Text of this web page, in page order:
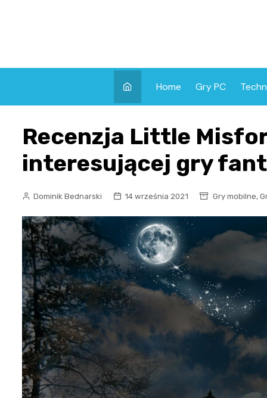
Home Gry PC
Recenzja Little
interesującej gry
Dominik Bednarski 14 września 2021 Gry mobilne,